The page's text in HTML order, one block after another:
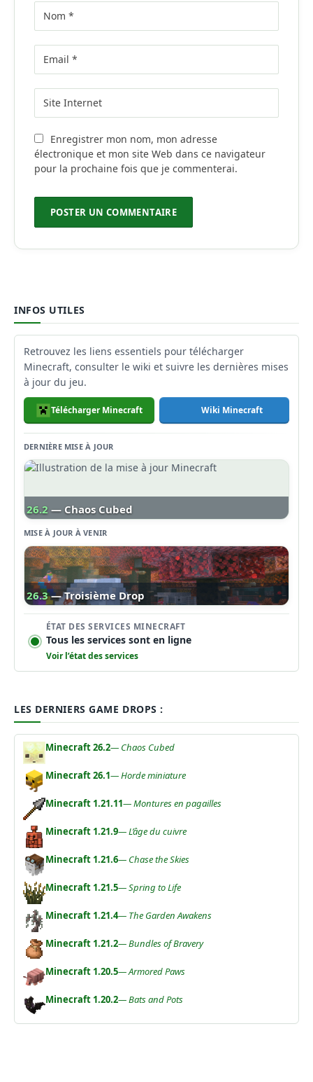
Enregistrer mon nom, mon adresse
électronique et mon site Web dans ce navigateur
pour la prochaine fois que je commenterai.
INFOS UTILES
Retrouvez les liens essentiels pour télécharger
Minecraft, consulter le wiki et suivre les dernières mises
à jour du jeu.
Télécharger Minecraft Wiki Minecraft
DERNIÈRE MISE À JOUR
26.2 — Chaos Cubed
MISE À JOUR À VENIR
26.3 — Troisième Drop
ÉTAT DES SERVICES MINECRAFT
Tous les services sont en ligne
Voir l’état des services
LES DERNIERS GAME DROPS :
Minecraft 26.2— Chaos Cubed
Minecraft 26.1— Horde miniature
Minecraft 1.21.11— Montures en pagailles
Minecraft 1.21.9— L’âge du cuivre
Minecraft 1.21.6— Chase the Skies
Minecraft 1.21.5— Spring to Life
Minecraft 1.21.4— The Garden Awakens
Minecraft 1.21.2— Bundles of Bravery
Minecraft 1.20.5— Armored Paws
Minecraft 1.20.2— Bats and Pots